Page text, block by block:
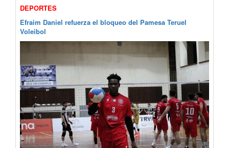
DEPORTES
Efraim Daniel refuerza el bloqueo del Pamesa Teruel
Voleibol